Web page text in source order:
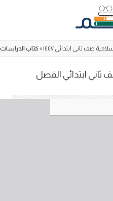
صف ثاني ابتدائي ١٤٤٧ » كتاب الدراسات
ثاني ابتدائي الفصل